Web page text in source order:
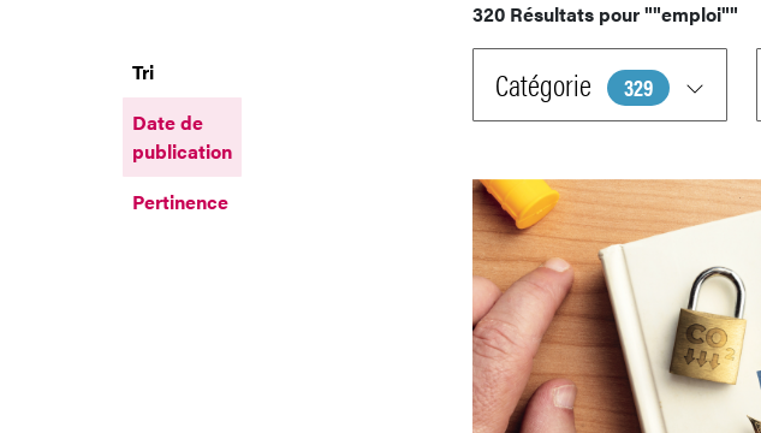
320 Résultats pour""emploi""
Tri
Date de
publication
Pertinence
Catégorie 329